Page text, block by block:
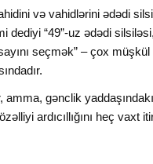
və vahidlərini ədədi
dediyi “49”-uz ədədi
seçmək” – çox
gənclik
ardıcıllığını heç vaxt